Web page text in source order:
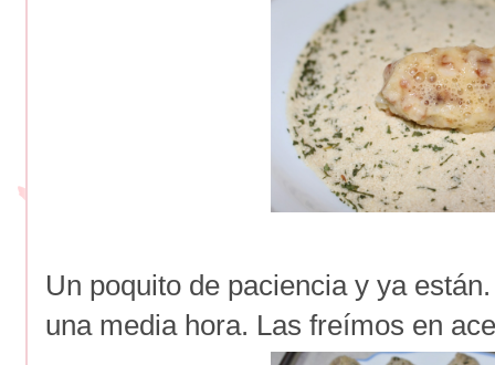
Un poquito de paciencia y ya
una media hora. Las freímos en